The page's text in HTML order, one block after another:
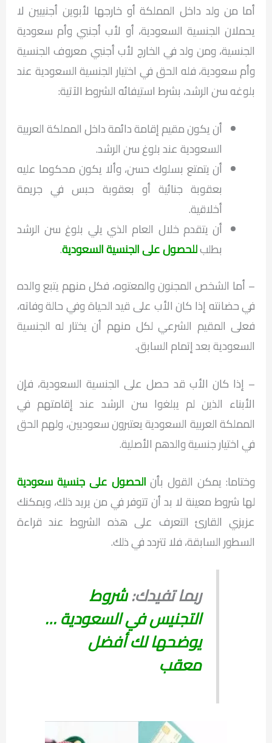
أما من ولد داخل المملكة أو خارجها لأبوين أجنبيين لا
يحملان الجنسية السعودية، أو لأب أجنبي وأم سعودية
الجنسية، ومن ولد في الخارج لأب أجنبي معروف الجنسية
وأم سعودية، فله الحق في اختيار الجنسية السعودية عند
بلوغه سن الرشد، بشرط استيفائه الشروط الآتية:
أن يكون مقيم إقامة دائمة داخل المملكة العربية
السعودية عند بلوغ سن الرشد.
أن يتمتع بسلوك حسن، وألا يكون محكوما عليه
بعقوبة جنائية أو بعقوبة حبس في جريمة
أخلاقية.
أن يتقدم خلال العام الذي يلي بلوغ سن الرشد
بطلبللحصول على الجنسية السعودية.
– أما الشخص المجنون والمعتوه، فكل منهم يتبع والده
في حضانته إذا كان الأب على قيد الحياة وفي حالة وفاته،
فعلى المقيم الشرعي لكل منهم أن يختار له الجنسية
السعودية بعد إتمام السابق.
– إذا كان الأب قد حصل على الجنسية السعودية، فإن
الأبناء الذين لم يبلغوا سن الرشد عند إقامتهم في
المملكة العربية السعودية يعتبرون سعوديين، ولهم الحق
في اختيار جنسية والدهم الأصلية.
وختاما: يمكن القول بأن الحصول على جنسية سعودية
لها شروط معينة لا بد أن تتوفر في من يريد ذلك، ويمكنك
عزيزي القارئ التعرف على هذه الشروط عند قراءة
السطور السابقة، فلا تتردد في ذلك.
ربما تفيدك:شروط
التجنيس في السعودية …
يوضحها لك أفضل
معقب